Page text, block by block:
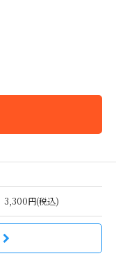
3,300円(税込)